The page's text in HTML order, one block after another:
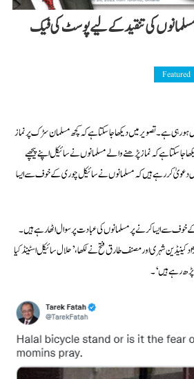
کی تنقید کے لیے پوسٹ کی فیک
Featured
رہی ہے۔ تصویر میں دیکھا جا سکتا ہے کہ کچھ مسلمان سڑک پر نماز
جا سکتا ہے کہ نماز پڑھنے والے مسلمانوں نے سائیکل اپنے پیچھے
کر رہے ہیں کہ مسلمانوں نے سائیکل چوری کے خوف سے ایسا
سے ایسا کرنے پر مسلمانوں کی عبادت پر سوال اٹھا رہے ہیں۔
کینیڈین شہری اور مصنف طارق فتح نے لکھا،’حلال سائیکل اسٹینڈ کیا
پڑھ رہے ہیں‘۔